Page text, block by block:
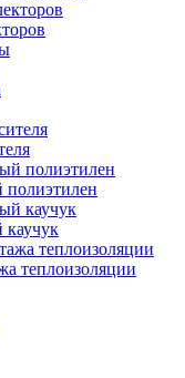
полиэтилен
каучук
теплоизоляции